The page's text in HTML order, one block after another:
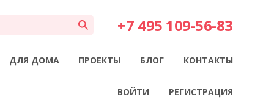
+7 495 109-56-83
ДЛЯ ДОМА ПРОЕКТЫ БЛОГ КОНТАКТЫ
ВОЙТИ РЕГИСТРАЦИЯ